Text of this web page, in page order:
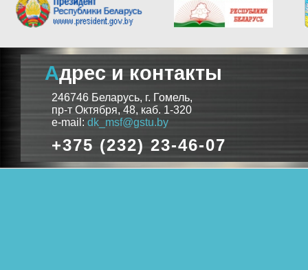
Адрес и контакты
246746 Беларусь, г. Гомель,
пр-т Октября, 48, каб. 1-320
e-mail: dk_msf@gstu.by
+375 (232) 23-46-07